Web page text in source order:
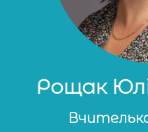
Рощак
Вчителька